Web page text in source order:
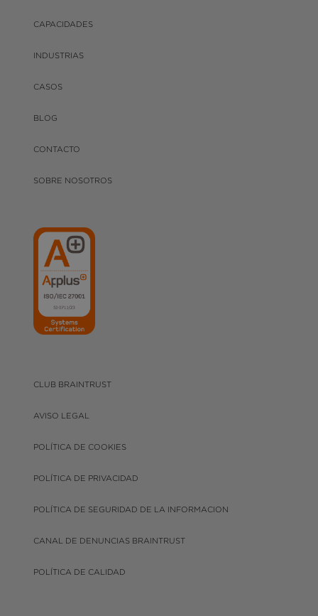
CAPACIDADES
INDUSTRIAS
CASOS
BLOG
CONTACTO
SOBRE NOSOTROS
CLUB BRAINTRUST
AVISO LEGAL
POLÍTICA DE COOKIES
POLÍTICA DE PRIVACIDAD
POLÍTICA DE SEGURIDAD DE LA INFORMACION
CANAL DE DENUNCIAS BRAINTRUST
POLÍTICA DE CALIDAD